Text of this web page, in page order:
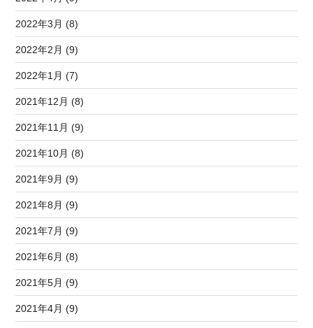
2022年3月 (8)
2022年2月 (9)
2022年1月 (7)
2021年12月 (8)
2021年11月 (9)
2021年10月 (8)
2021年9月 (9)
2021年8月 (9)
2021年7月 (9)
2021年6月 (8)
2021年5月 (9)
2021年4月 (9)